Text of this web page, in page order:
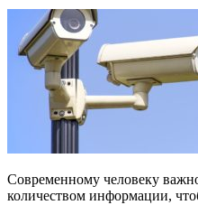
Современному человеку
количеством информации,